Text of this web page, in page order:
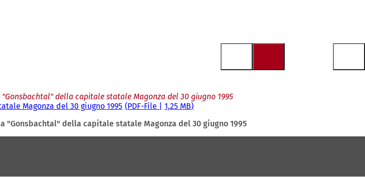
della capitale statale Magonza del 30 giugno 1995
Magonza del 30 giugno 1995 PDF-File 1,25 MB
della capitale statale Magonza del 30 giugno 1995